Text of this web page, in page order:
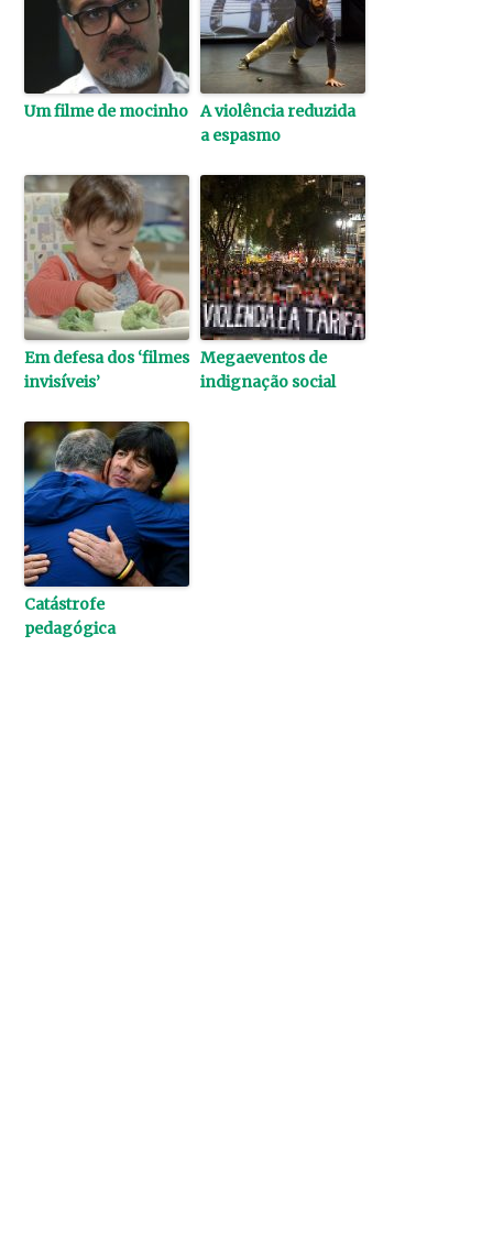
Um filme de mocinho
A violência reduzida
a espasmo
Em defesa dos ‘filmes
invisíveis’
Megaeventos de
indignação social
Catástrofe
pedagógica